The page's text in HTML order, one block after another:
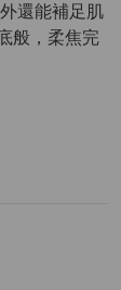
還能補足肌
般，柔焦完